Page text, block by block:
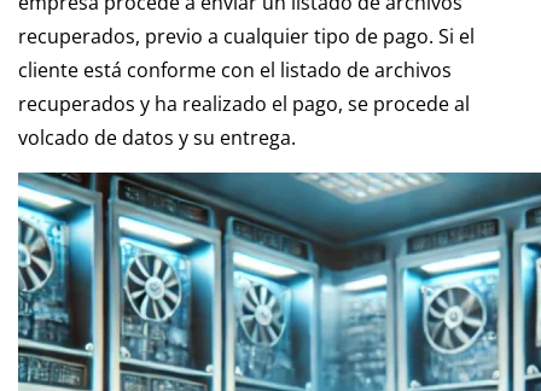
recuperados, previo a cualquier tipo de pago. Si el
cliente está conforme con el listado de archivos
recuperados y ha realizado el pago, se procede al
volcado de datos y su entrega.